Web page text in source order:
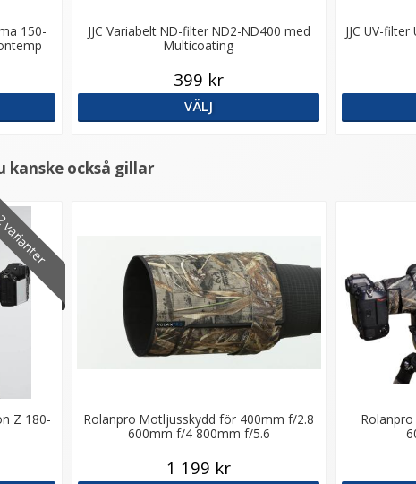
150-
JJC Variabelt ND-filter ND2-ND400 med
Multicoating
399 kr
VÄLJ
JJC UV-
kanske också gillar
Z 180-
Rolanpro Motljusskydd för 400mm f/2.8
600mm f/4 800mm f/5.6
1 199 kr